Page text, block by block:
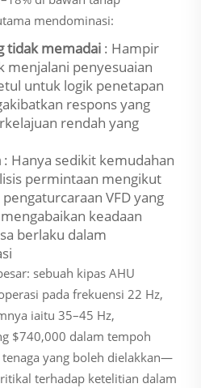
mendominasi:
tidak memadai : Hampir
menjalani penyesuaian
untuk logik penetapan
respons yang
rendah yang
: Hanya sedikit kemudahan
permintaan mengikut
VFD yang
keadaan
berlaku dalam
sebuah kipas AHU
pada frekuensi 22 Hz,
iaitu 35–45 Hz,
$740,000 dalam tempoh
yang boleh dielakkan—
terhadap ketelitian dalam